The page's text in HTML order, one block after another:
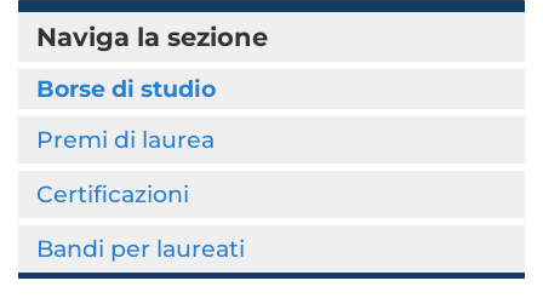
Naviga la sezione
Borse di studio
Premi di laurea
Certificazioni
Bandi per laureati